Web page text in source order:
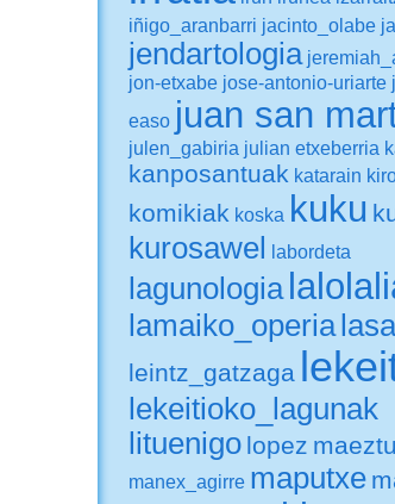
iñigo_aranbarri jacinto_olabe
jendartologia
jon-etxabe jose-antonio-uriarte
easo juan san
julen_gabiria julian etxeberria
kanposantuak katarain
komikiak koska kuku
kurosawel labordeta
lagunologia
lamaiko_operia
leintz_gatzaga
lekeitioko_lagunak
lituenigo lopez maeztu
manex_agirre maputxe